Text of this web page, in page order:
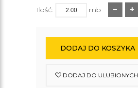
Ilość: mb
DODAJ DO KOSZYKA
DODAJ DO ULUBIONYCH